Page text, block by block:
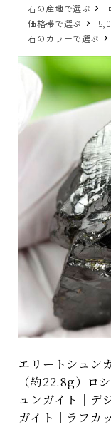
石の産地で選ぶ
価格帯で選ぶ
石のカラーで選ぶ
エリートシュ
（約22.8g）ロ
ュンガイト｜デ
ガイト｜ラフカ